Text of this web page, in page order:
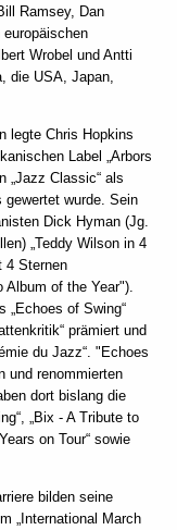
Ramsey, Dan
Wrobel und Antti
die USA, Japan,
legte Chris Hopkins
Label „Arbors
„Jazz Classic“ als
gewertet wurde. Sein
Dick Hyman (Jg.
„Teddy Wilson in 4
4 Sternen
of the Year").
„Echoes of Swing“
prämiert und
du Jazz“. "Echoes
und renommierten
dort bislang die
„Bix - A Tribute to
on Tour“ sowie
bilden seine
„International March